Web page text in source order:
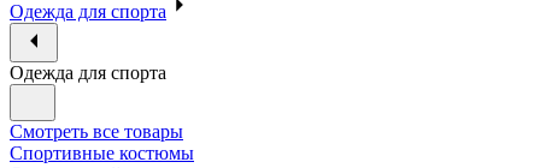
Одежда для спорта
Одежда для спорта
Смотреть все товары
Спортивные костюмы